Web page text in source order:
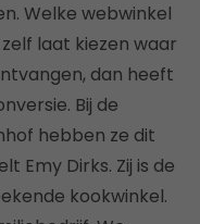
Welke webwinkel
laat kiezen waar
dan heeft
Bij de
hebben ze dit
Emy Dirks. Zij is de
kookwinkel.